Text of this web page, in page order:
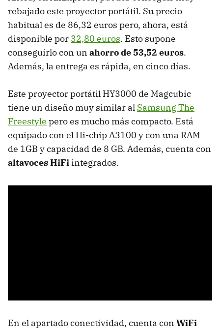
rebajado este proyector portátil. Su precio
habitual es de 86,32 euros pero, ahora, está
disponible por 32,80 euros. Esto supone
conseguirlo con un ahorro de 53,52 euros.
Además, la entrega es rápida, en cinco días.
Este proyector portátil HY3000 de Magcubic
tiene un diseño muy similar al Samsung The
Freestyle pero es mucho más compacto. Está
equipado con el Hi-chip A3100 y con una RAM
de 1GB y capacidad de 8 GB. Además, cuenta con
altavoces HiFi integrados.
En el apartado conectividad, cuenta con WiFi